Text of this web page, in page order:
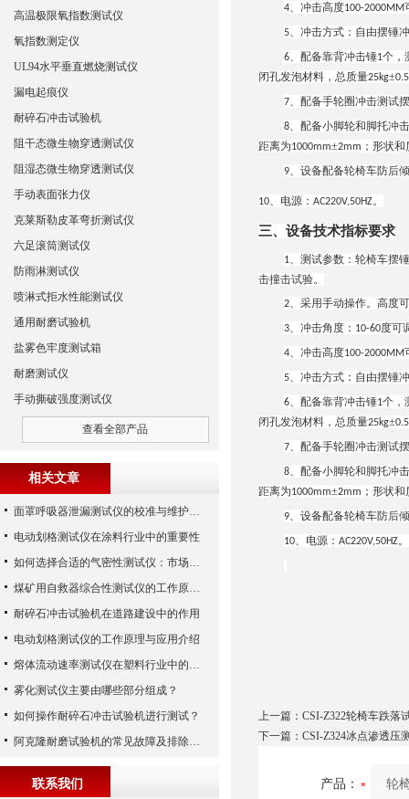
4、冲击高度100-2000MM
5、冲击方式：自由摆锤
6、配备靠背冲击锤1个，
闭孔发泡材料，总质量25kg±
7、配备手轮圈冲击测试
8、配备小脚轮和脚托冲
距离为1000mm±2mm ；形状
9、设备配备轮椅车防后
10、电源： AC220V,50HZ。
三、设备技术指标要求
1、测试参数：轮椅车摆
击撞击试验。
2、采用手动操作。高度
3、冲击角度： 10-60度可
4、冲击高度100-2000MM
5、冲击方式：自由摆锤
6、配备靠背冲击锤1个，
闭孔发泡材料，总质量25kg±
7、配备手轮圈冲击测试
8、配备小脚轮和脚托冲
距离为1000mm±2mm ；形状
9、设备配备轮椅车防后
10、电源： AC220V,50HZ。
上一篇： CSI-Z322轮椅车跌落
下一篇： CSI-Z324冰点渗透压
产品：
高温极限氧指数测试仪
氧指数测定仪
UL94水平垂直燃烧测试仪
漏电起痕仪
耐碎石冲击试验机
阻干态微生物穿透测试仪
阻湿态微生物穿透测试仪
手动表面张力仪
克莱斯勒皮革弯折测试仪
六足滚筒测试仪
防雨淋测试仪
喷淋式拒水性能测试仪
通用耐磨试验机
盐雾色牢度测试箱
耐磨测试仪
手动撕破强度测试仪
查看全部产品
相关文章
面罩呼吸器泄漏测试仪的校准与维护技巧
电动划格测试仪在涂料行业中的重要性
如何选择合适的气密性测试仪：市场指南
煤矿用自救器综合性测试仪的工作原理与功能解析
耐碎石冲击试验机在道路建设中的作用
电动划格测试仪的工作原理与应用介绍
熔体流动速率测试仪在塑料行业中的应用
雾化测试仪主要由哪些部分组成？
如何操作耐碎石冲击试验机进行测试？
阿克隆耐磨试验机的常见故障及排除方法
联系我们